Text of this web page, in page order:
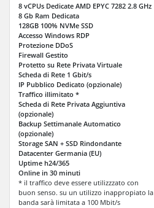
8 vCPUs Dedicate AMD EPYC 7282 2.8 GHz
8 Gb Ram Dedicata
128GB 100% NVMe SSD
Accesso Windows RDP
Protezione DDoS
Firewall Gestito
Protetto su Rete Privata Virtuale
Scheda di Rete 1 Gbit/s
IP Pubblico Dedicato (opzionale)
Traffico illimitato *
Scheda di Rete Privata Aggiuntiva
(opzionale)
Backup Settimanale Automatico
(opzionale)
Storage SAN + SSD Rindondante
Datacenter Germania (EU)
Uptime h24/365
Online in 30 minuti
* il traffico deve essere utilizzzato con
buon senso. su un utilizzo inappropiato la
banda sarà limitata a 100 Mbit/s